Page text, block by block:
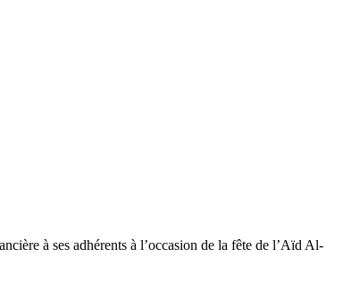
à ses adhérents à l’occasion de la fête de l’Aïd Al-